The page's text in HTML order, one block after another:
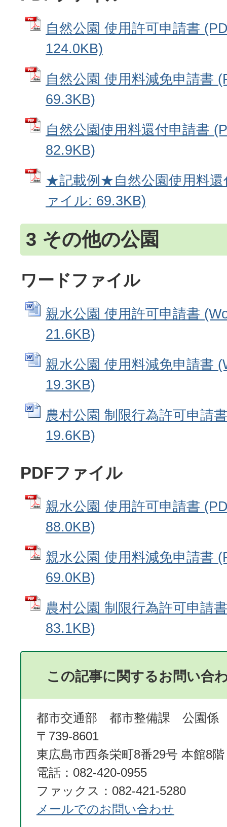
自然公園 使用許可申請書
124.0KB)
自然公園 使用料減免申請書
69.3KB)
自然公園使用料還付申請書
82.9KB)
★記載例★自然公園使用料還
ァイル: 69.3KB)
3 その他の公園
ワードファイル
親水公園 使用許可申請書
21.6KB)
親水公園 使用料減免申請書
19.3KB)
農村公園 制限行為許可申請
19.6KB)
PDFファイル
親水公園 使用許可申請書
88.0KB)
親水公園 使用料減免申請書
69.0KB)
農村公園 制限行為許可申請
83.1KB)
この記事に関するお問い合
都市交通部 都市整備課 公園係
〒739-8601
東広島市西条栄町8番29号 本館8階
電話：082-420-0955
ファックス：082-421-5280
メールでのお問い合わせ